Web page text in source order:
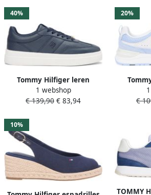
40%
Tommy Hilfiger leren
sneakers donkerblauw
1 webshop
€ 139,90 € 83,94
20%
€
10%
TOMMY